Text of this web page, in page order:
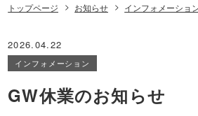
トップページ お知らせ インフォメーショ
2026.04.22
インフォメーション
GW休業のお知らせ